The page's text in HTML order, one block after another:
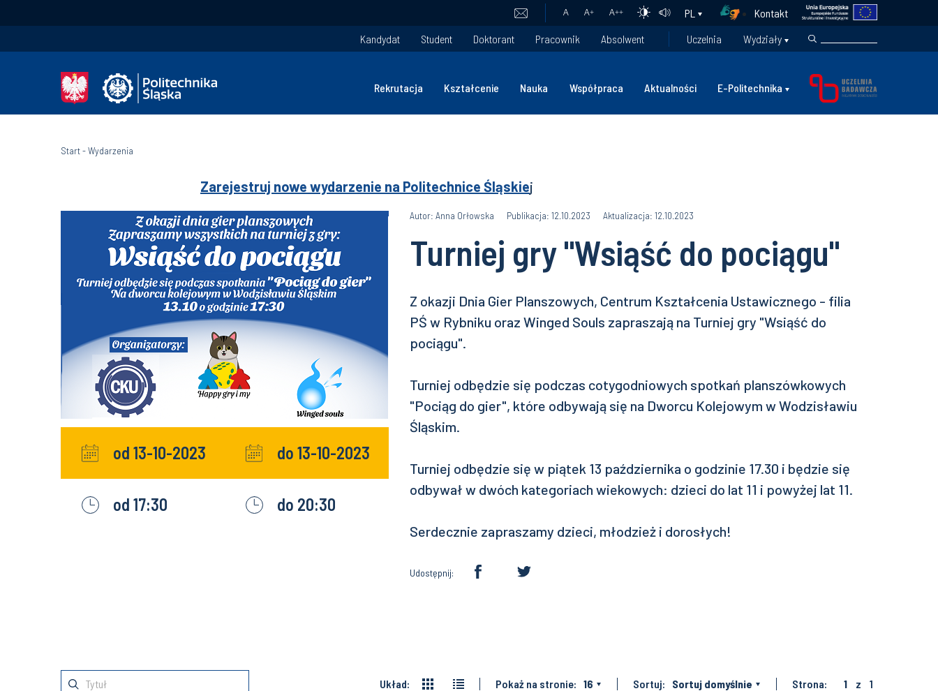
A A+ A++ PL
Kontakt
Kandydat
Student Doktorant Pracownik Absolwent Uczelnia Wydziały
Rekrutacja Kształcenie Nauka Współpraca Aktualności E-Politechnika
Start-Wydarzenia
Zarejestruj nowe wydarzenie na Politechnice Śląskiej
od 13-10-2023
od 17:30
do 13-10-2023
do 20:30
Autor: Anna Orłowska Publikacja: 12.10.2023 Aktualizacja: 12.10.2023
Turniej gry "Wsiąść do pociągu"
Z okazji Dnia Gier Planszowych, Centrum Kształcenia Ustawicznego - filia
PŚ w Rybniku oraz Winged Souls zapraszają na Turniej gry "Wsiąść do
pociągu".
Turniej odbędzie się podczas cotygodniowych spotkań planszówkowych
"Pociąg do gier", które odbywają się na Dworcu Kolejowym w Wodzisławiu
Śląskim.
Turniej odbędzie się w piątek 13 października o godzinie 17.30 i będzie się
odbywał w dwóch kategoriach wiekowych: dzieci do lat 11 i powyżej lat 11.
Serdecznie zapraszamy dzieci, młodzież i dorosłych!
Udostępnij:
Układ: Pokaż na stronie: 16 Sortuj: Sortuj domyślnie Strona: 1 z 1